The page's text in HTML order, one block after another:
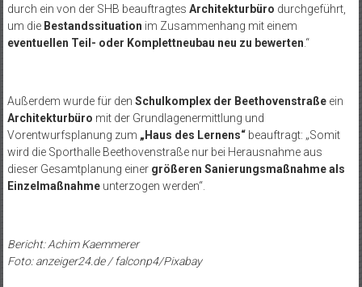
durch ein von der SHB beauftragtes Architekturbüro durchgeführt,
um die Bestandssituation im Zusammenhang mit einem
eventuellen Teil- oder Komplettneubau neu zu bewerten .“
Außerdem wurde für den Schulkomplex der Beethovenstraßeein
Architekturbüro mit der Grundlagenermittlung und
Vorentwurfsplanung zum „Haus des Lernens“beauftragt: „Somit
wird die Sporthalle Beethovenstraße nur bei Herausnahme aus
dieser Gesamtplanung einer größeren Sanierungsmaßnahme als
Einzelmaßnahmeunterzogen werden“.
Bericht: Achim Kaemmerer
Foto: anzeiger24.de / falconp4/Pixabay